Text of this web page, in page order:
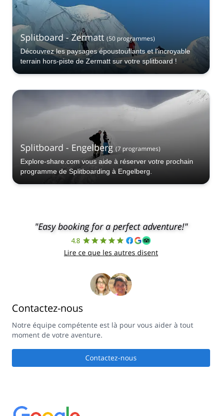
Splitboard - Zermatt (50 programmes)
Découvrez les paysages époustouflants et l'incroyable
terrain hors-piste de Zermatt sur votre splitboard !
Splitboard - Engelberg (7 programmes)
Explore-share.com vous aide à réserver votre prochain
programme de Splitboarding à Engelberg.
"Easy booking for a perfect adventure!"
4.8
Lire ce que les autres disent
Contactez-nous
Notre équipe compétente est là pour vous aider à tout
moment de votre aventure.
Contactez-nous